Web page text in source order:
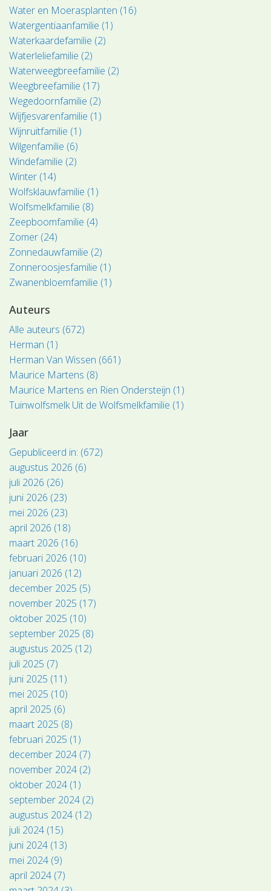
Water en Moerasplanten (16)
Watergentiaanfamilie (1)
Waterkaardefamilie (2)
Waterleliefamilie (2)
Waterweegbreefamilie (2)
Weegbreefamilie (17)
Wegedoornfamilie (2)
Wijfjesvarenfamilie (1)
Wijnruitfamilie (1)
Wilgenfamilie (6)
Windefamilie (2)
Winter (14)
Wolfsklauwfamilie (1)
Wolfsmelkfamilie (8)
Zeepboomfamilie (4)
Zomer (24)
Zonnedauwfamilie (2)
Zonneroosjesfamilie (1)
Zwanenbloemfamilie (1)
Auteurs
Alle auteurs (672)
Herman (1)
Herman Van Wissen (661)
Maurice Martens (8)
Maurice Martens en Rien Ondersteijn (1)
Tuinwolfsmelk Uit de Wolfsmelkfamilie (1)
Jaar
Gepubliceerd in: (672)
augustus 2026 (6)
juli 2026 (26)
juni 2026 (23)
mei 2026 (23)
april 2026 (18)
maart 2026 (16)
februari 2026 (10)
januari 2026 (12)
december 2025 (5)
november 2025 (17)
oktober 2025 (10)
september 2025 (8)
augustus 2025 (12)
juli 2025 (7)
juni 2025 (11)
mei 2025 (10)
april 2025 (6)
maart 2025 (8)
februari 2025 (1)
december 2024 (7)
november 2024 (2)
oktober 2024 (1)
september 2024 (2)
augustus 2024 (12)
juli 2024 (15)
juni 2024 (13)
mei 2024 (9)
april 2024 (7)